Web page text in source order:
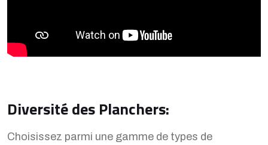
Diversité des Planchers:
Choisissez parmi une gamme de types de